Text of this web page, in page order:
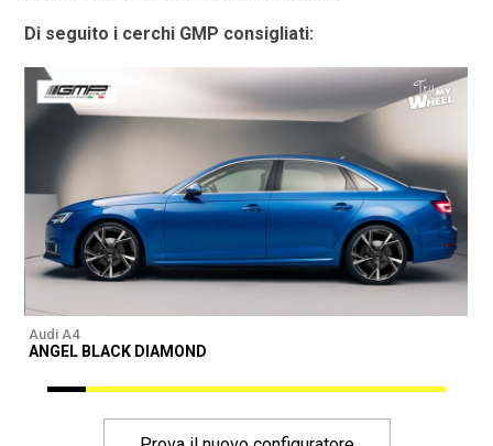
Di seguito i cerchi GMP consigliati:
Audi A4
ANGEL BLACK DIAMOND